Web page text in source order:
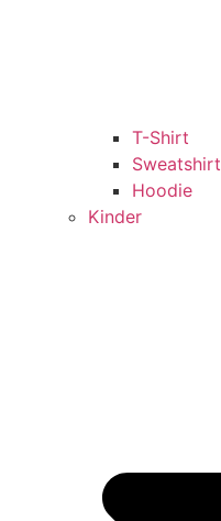
T-Shirt
Sweatshirt
Hoodie
Kinder